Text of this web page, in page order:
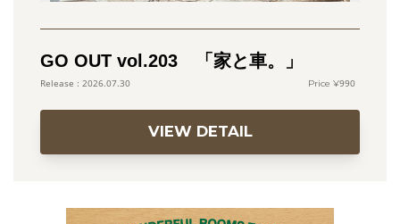
GO OUT vol.203 「家と車。」
2026.07.30 990
VIEW DETAIL